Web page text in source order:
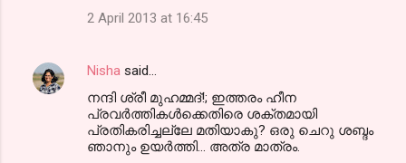
2 April 2013 at 16:45
Nisha said…
നന്ദി ശ്രീ മുഹമ്മദ്‌!; ഇത്തരം ഹീന
പ്രവര്‍ത്തികള്‍ക്കെതിരെ ശക്തമായി
പ്രതികരിച്ചല്ലേ മതിയാകു? ഒരു ചെറു ശബ്ദം
ഞാനും ഉയര്‍ത്തി... അത്ര മാത്രം.